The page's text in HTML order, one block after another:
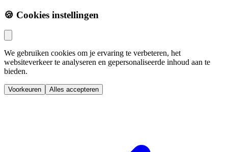
🍪 Cookies instellingen
We gebruiken cookies om je ervaring te verbeteren, het
websiteverkeer te analyseren en gepersonaliseerde inhoud aan te
bieden.
Voorkeuren Alles accepteren